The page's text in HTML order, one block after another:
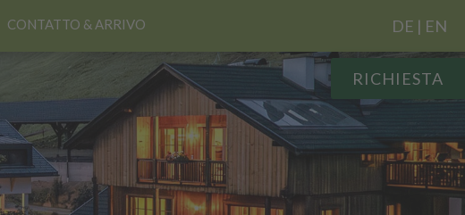
DE | EN
CONTATTO & ARRIVO
RICHIESTA